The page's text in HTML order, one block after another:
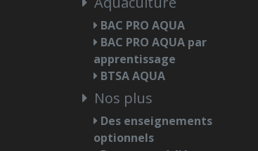
BAC PRO AQUA
BAC PRO AQUA par
apprentissage
BTSA AQUA
Nos plus
Des enseignements
optionnels